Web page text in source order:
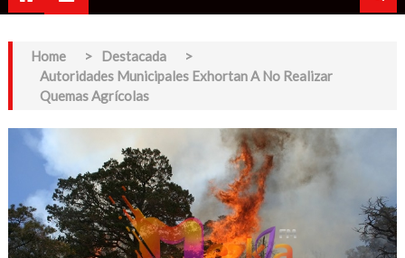
Home > Destacada
>
Autoridades Municipales Exhortan A No Realizar
Quemas Agrícolas